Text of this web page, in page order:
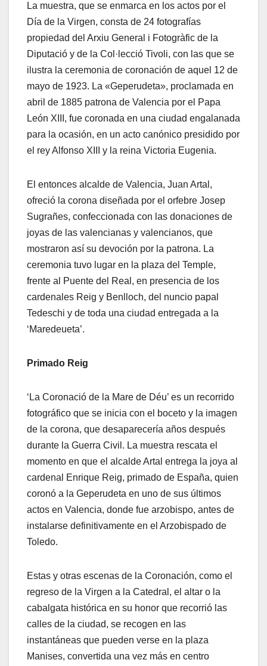
La muestra, que se enmarca en los actos por el
Día de la Virgen, consta de 24 fotografías
propiedad del Arxiu General i Fotogràfic de la
Diputació y de la Col·lecció Tivoli, con las que se
ilustra la ceremonia de coronación de aquel 12 de
mayo de 1923. La «Geperudeta», proclamada en
abril de 1885 patrona de Valencia por el Papa
León XIII, fue coronada en una ciudad engalanada
para la ocasión, en un acto canónico presidido por
el rey Alfonso XIII y la reina Victoria Eugenia.
El entonces alcalde de Valencia, Juan Artal,
ofreció la corona diseñada por el orfebre Josep
Sugrañes, confeccionada con las donaciones de
joyas de las valencianas y valencianos, que
mostraron así su devoción por la patrona. La
ceremonia tuvo lugar en la plaza del Temple,
frente al Puente del Real, en presencia de los
cardenales Reig y Benlloch, del nuncio papal
Tedeschi y de toda una ciudad entregada a la
‘Maredeueta’.
Primado Reig
‘La Coronació de la Mare de Déu’ es un recorrido
fotográfico que se inicia con el boceto y la imagen
de la corona, que desaparecería años después
durante la Guerra Civil. La muestra rescata el
momento en que el alcalde Artal entrega la joya al
cardenal Enrique Reig, primado de España, quien
coronó a la Geperudeta en uno de sus últimos
actos en Valencia, donde fue arzobispo, antes de
instalarse definitivamente en el Arzobispado de
Toledo.
Estas y otras escenas de la Coronación, como el
regreso de la Virgen a la Catedral, el altar o la
cabalgata histórica en su honor que recorrió las
calles de la ciudad, se recogen en las
instantáneas que pueden verse en la plaza
Manises, convertida una vez más en centro